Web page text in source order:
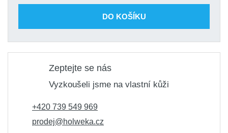
DO KOŠÍKU
Zeptejte se nás
Vyzkoušeli jsme na vlastní kůži
+420 739 549 969
prodej@holweka.cz